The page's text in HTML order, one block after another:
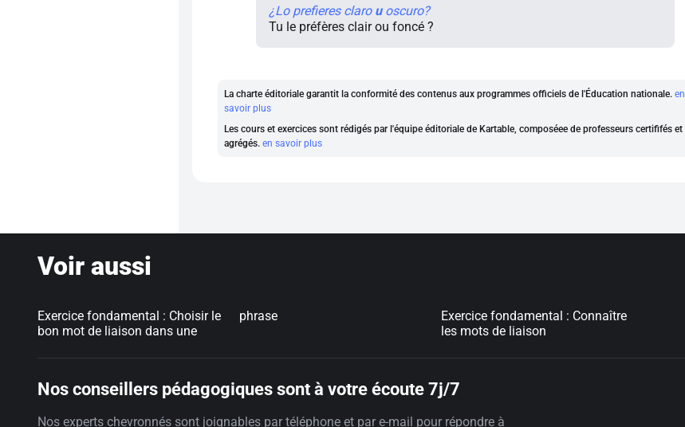
¿Lo prefieres claro uoscuro?
Tu le préfères clair ou foncé ?
La charte éditoriale garantit la conformité des contenus aux programmes officiels de l'Éducation nationale. en
savoir plus
Les cours et exercices sont rédigés par l'équipe éditoriale de Kartable, composéee de professeurs certififés et
agrégés. en savoir plus
Voir aussi
Exercice fondamental : Choisir le
bon mot de liaison dans une
phrase
Exercice fondamental : Connaître
les mots de liaison
Nos conseillers pédagogiques sont à votre écoute 7j/7
Nos experts chevronnés sont joignables par téléphone et par e-mail pour répondre à